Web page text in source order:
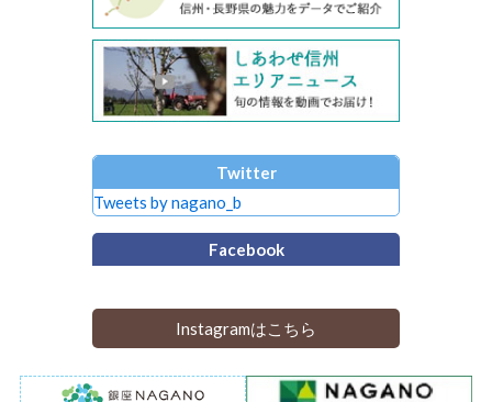
Twitter
Tweets by nagano_b
Facebook
Instagramはこちら